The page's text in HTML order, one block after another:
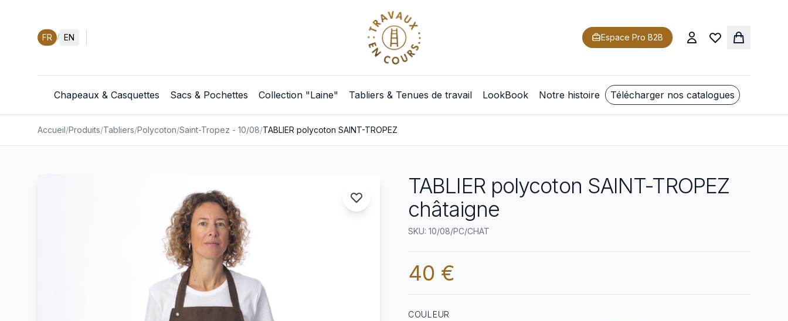
FR / EN Espace Pro B2B
Chapeaux & Casquettes Sacs & Pochettes Collection "Laine" Tabliers & Tenues de travail LookBook Notre histoire Télécharger nos catalogues
Accueil/Produits/Tabliers/Polycoton/Saint-Tropez - 10/08/TABLIER polycoton SAINT-TROPEZ
TABLIER polycoton SAINT-TROPEZ
châtaigne
SKU: 10/08/PC/CHAT
40 €
COULEUR